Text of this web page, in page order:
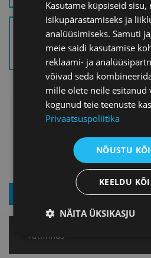
DIGITALISEERIMISE
TOETUSE SELETUSKIRI
LIITU UUDISKIRJAGA
Tallinnas
Kasutame küpsiseid sisu,
isikupärastamiseks ja
analüüsimiseks. Samuti
meie saidi kasutamise
reklaami- ja
võivad seda
mille olete neile esitanud
kogunud teie teenuste
Privaatsuspoliitika
NÕUSTU
KEELDU
NÄITA ÜKSIKASJU